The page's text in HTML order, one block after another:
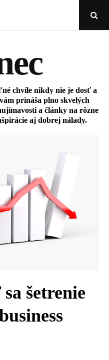
Open
chvíle nikdy nie je dosť a
prináša plno skvelých
a články na rôzne
aj dobrej nálady.
šetrenie